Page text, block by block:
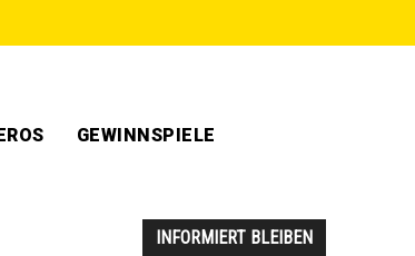
GEWINNSPIELE
INFORMIERT BLEIBEN